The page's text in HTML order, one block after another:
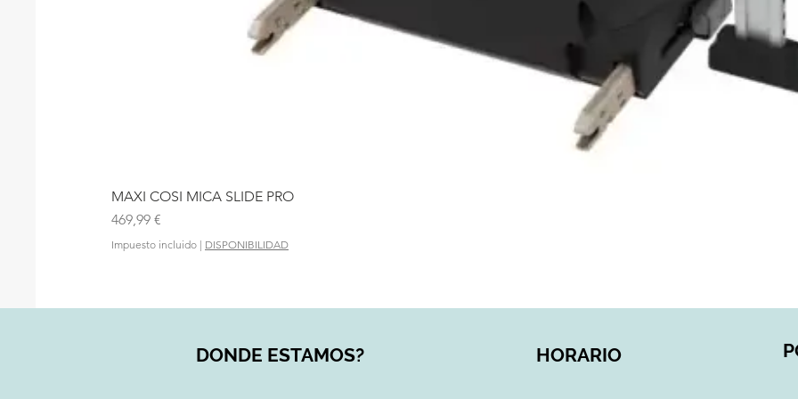
MAXI COSI MICA SLIDE PRO
Precio
469,99 €
Impuesto incluido | DISPONIBILIDAD
DONDE ESTAMOS? HORARIO